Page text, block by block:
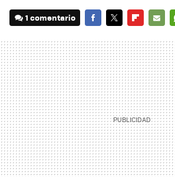
1 comentario
MAIL